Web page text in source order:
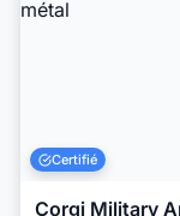
Certifié
Corgi Military